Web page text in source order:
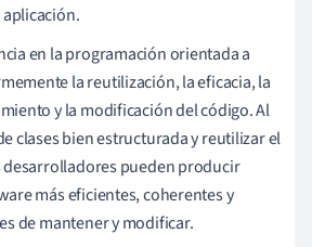
en la programación orientada a
la reutilización, la eficacia, la
y la modificación del código. Al
clases bien estructurada y reutilizar el
desarrolladores pueden producir
más eficientes, coherentes y
de mantener y modificar.